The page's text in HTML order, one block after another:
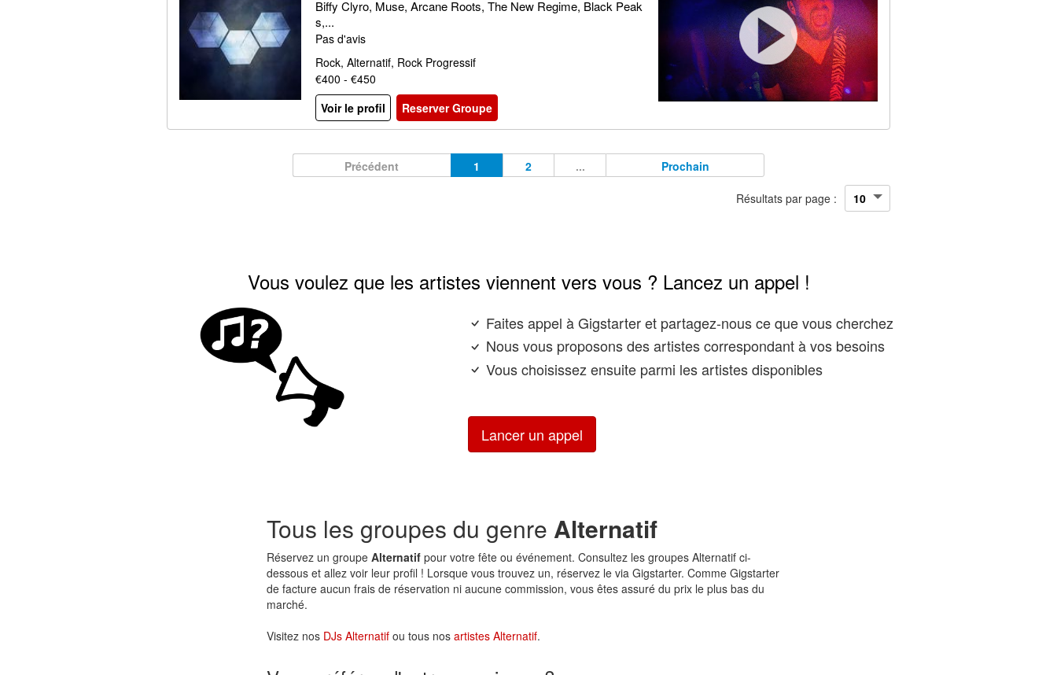
Biffy Clyro, Muse, Arcane Roots, The New Regime, Black Peak
s,...
Pas d'avis
Rock, Alternatif, Rock Progressif
€400 - €450
Voir le profil
Reserver Groupe
Précédent 1 2 ... Prochain
Résultats par page :
Vous voulez que les artistes viennent vers vous ? Lancez un appel !
Faites appel à Gigstarter et partagez-nous ce que vous cherchez
Nous vous proposons des artistes correspondant à vos besoins
Vous choisissez ensuite parmi les artistes disponibles
Lancer un appel
Tous les groupes du genre Alternatif
Réservez un groupe Alternatif pour votre fête ou événement. Consultez les groupes Alternatif ci-
dessous et allez voir leur profil ! Lorsque vous trouvez un, réservez le via Gigstarter. Comme Gigstarter
de facture aucun frais de réservation ni aucune commission, vous êtes assuré du prix le plus bas du
marché.
Visitez nos DJs Alternatif ou tous nos artistes Alternatif.